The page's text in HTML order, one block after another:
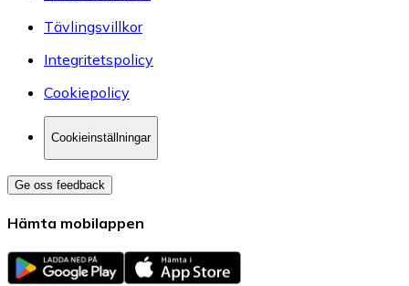
Tävlingsvillkor
Integritetspolicy
Cookiepolicy
Cookieinställningar
Ge oss feedback
Hämta mobilappen